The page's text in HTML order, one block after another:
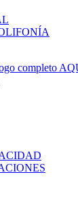
completo